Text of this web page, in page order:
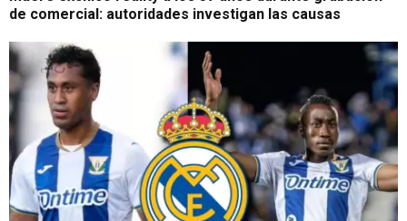
de comercial: autoridades investigan las causas